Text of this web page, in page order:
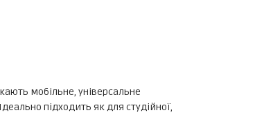
мобільне, універсальне
підходить як для студійної,